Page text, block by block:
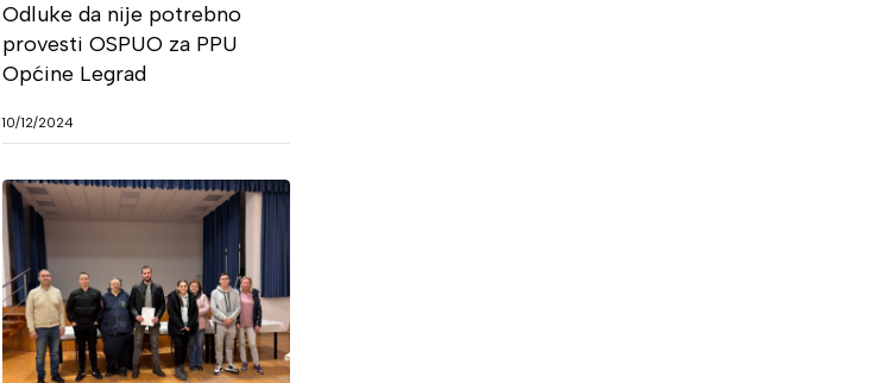
Odluke da nije potrebno
provesti OSPUO za PPU
Općine Legrad
10/12/2024